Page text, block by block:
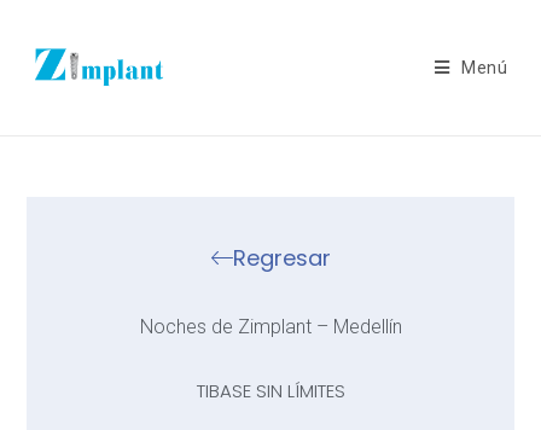
Menú
Regresar
Noches de Zimplant – Medellín
TIBASE SIN LÍMITES